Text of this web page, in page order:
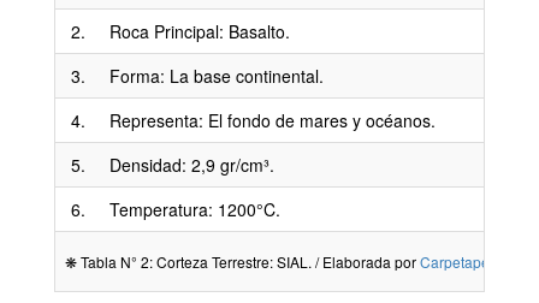
2.
Roca Principal: Basalto.
3.
Forma: La base continental.
4.
Representa: El fondo de mares y océanos.
5.
Densidad: 2,9 gr/cm³.
6.
Temperatura: 1200°C.
❋ Tabla N° 2: Corteza Terrestre: SIAL. / Elaborada por